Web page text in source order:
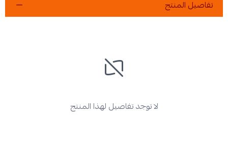
تفاصيل المنتج
لا توجد تفاصيل لهذا المنتج